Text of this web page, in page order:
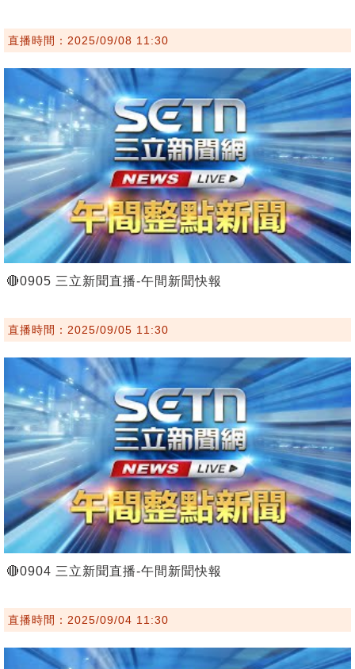
直播時間：2025/09/08 11:30
🔴0905 三立新聞直播-午間新聞快報
直播時間：2025/09/05 11:30
🔴0904 三立新聞直播-午間新聞快報
直播時間：2025/09/04 11:30